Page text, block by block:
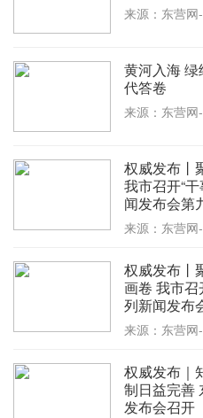
来源：东营网
黄河入海
代答卷
来源：东营网
权威发布丨
我市召开“
闻发布会第
来源：东营网
权威发布丨
画卷 我市召
列新闻发布
来源：东营网
权威发布｜
制日益完善
发布会召开